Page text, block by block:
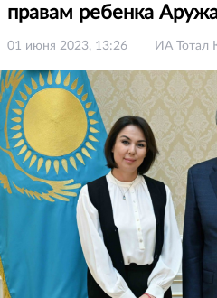
правам ребенка
01 июня 2023, 13:26 ИА Тотал